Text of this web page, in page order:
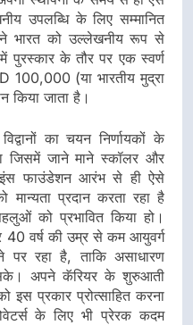
उपलब्धि के लिए सम्मानित
ने भारत को उल्लेखनीय रूप से
पुरस्कार के तौर पर एक स्वर्ण
(या भारतीय मुद्रा
किया जाता है।
का चयन निर्णायकों के
जिसमें जाने माने स्कॉलर और
फाउंडेशन आरंभ से ही ऐसे
मान्यता प्रदान करता रहा है
को प्रभावित किया हो।
वर्ष की उम्र से कम आयुवर्ग
पर रहा है, ताकि असाधारण
सके। अपने कॅरियर के शुरुआती
इस प्रकार प्रोत्साहित करना
के लिए भी प्रेरक कदम